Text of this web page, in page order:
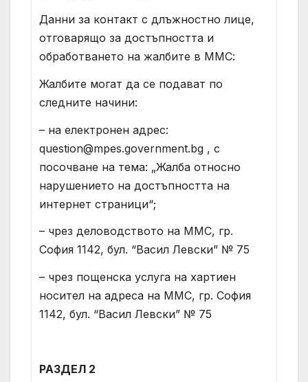
Данни за контакт с длъжностно лице,
отговарящо за достъпността и
обработването на жалбите в ММС:
Жалбите могат да се подават по
следните начини:
– на електронен адрес:
question@mpes.government.bg , с
посочване на тема: „Жалба относно
нарушението на достъпността на
интернет страници“;
– чрез деловодството на ММС, гр.
София 1142, бул. “Васил Левски” № 75
– чрез пощенска услуга на хартиен
носител на адреса на ММС, гр. София
1142, бул. “Васил Левски” № 75
РАЗДЕЛ 2